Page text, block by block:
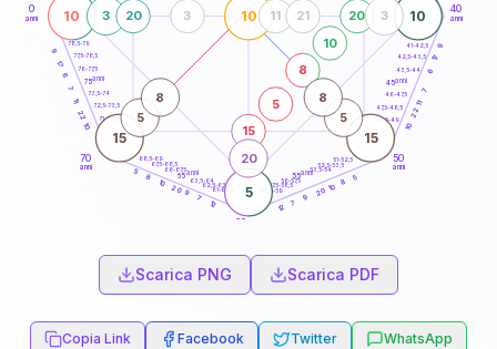
0
anni
40
anni
50
anni
60
70
anni
41-42,5
42,5-43,5
43,5-44
46-47,5
47,5-48,5
48,5-49
51-52,5
52,5-53,5
53,5-54
56-57,5
57,5-58,5
58,5-59
61-62,5
62,5-63,5
63,5-64
66-67,5
67,5-68,5
68,5-69
71-72,5
72,5-73,5
73,5-74
76-77,5
77,5-78,5
78,5-79 9
17
6
7
11
22
10
5
8
10
20
9
7
12
12
7
9
20
10
8
5
10
22
11
7
6
17
9
10 10
5
10
15 15
15
5
8
10
20
3 3
20
20 11 21
3
5
8
5
8
45anni
55anni
65anni
75anni
Scarica PNG Scarica PDF
Copia Link Facebook Twitter WhatsApp